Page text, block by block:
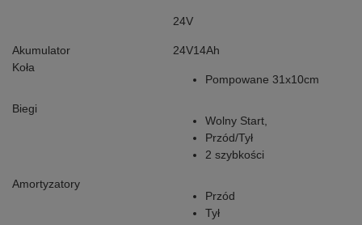
24V
Akumulator
24V14Ah
Koła
Pompowane 31x10cm
Biegi
Wolny Start,
Przód/Tył
2 szybkości
Amortyzatory
Przód
Tył